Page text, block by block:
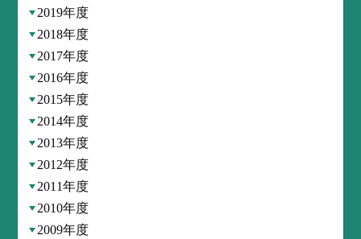
2019年度
2018年度
2017年度
2016年度
2015年度
2014年度
2013年度
2012年度
2011年度
2010年度
2009年度